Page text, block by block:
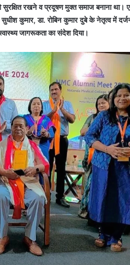
सुरक्षित रखने व प्रदूषण मुक्त समाज बनाना था।
कुमार, डा. रोबिन कुमार दुबे के नेतृत्व में
जागरूकता का संदेश दिया।